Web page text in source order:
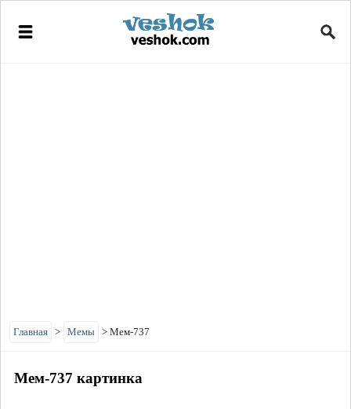
Главная > Мемы > Мем-737
Мем-737 картинка